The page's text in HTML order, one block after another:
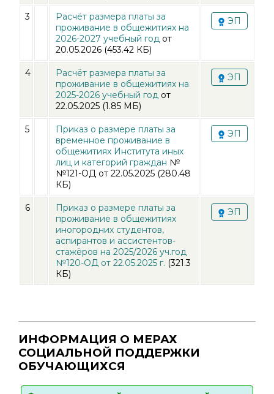
3
Расчёт размера платы за
проживание в общежитиях на
2026-2027 учебный год от
20.05.2026 (453.42 КБ)
ЭП
4
Расчёт размера платы за
проживание в общежитиях на
2025-2026 учебный год от
22.05.2025 (1.85 МБ)
ЭП
5
Приказ о размере платы за
временное проживание в
общежитиях Института иных
лиц и категорий граждан №
№121-ОД от 22.05.2025 (280.48
КБ)
ЭП
6
Приказ о размере платы за
проживание в общежитиях
иногородних студентов,
аспирантов и ассистентов-
стажёров на 2025/2026 уч.год
№120-ОД от 22.05.2025 г. (321.3
КБ)
ЭП
ИНФОРМАЦИЯ О МЕРАХ
СОЦИАЛЬНОЙ ПОДДЕРЖКИ
ОБУЧАЮЩИХСЯ